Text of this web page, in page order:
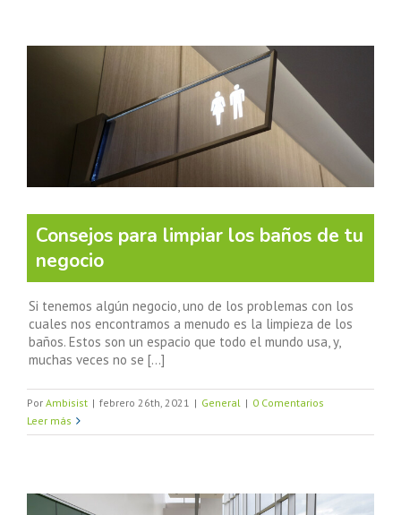
Consejos para limpiar los baños de tu
negocio
Si tenemos algún negocio, uno de los problemas con los
cuales nos encontramos a menudo es la limpieza de los
baños. Estos son un espacio que todo el mundo usa, y,
muchas veces no se [...]
Por Ambisist | febrero 26th, 2021 | General | 0 Comentarios
Leer más